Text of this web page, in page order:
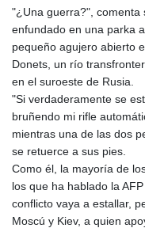
"¿Una guerra?", comenta
enfundado en una parka
pequeño agujero abierto
Donets, un río
en el suroeste de Rusia.
"Si verdaderamente se
bruñendo mi rifle
mientras una de las dos
se retuerce a sus pies.
Como él, la mayoría de
los que ha hablado la
conflicto vaya a estallar,
Moscú y Kiev, a quien